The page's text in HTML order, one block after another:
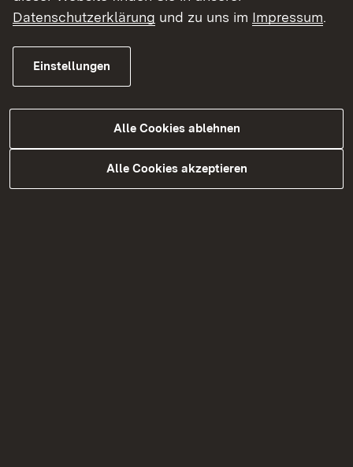
B 27 Fahrbahndeckenerneuerung
Straßen
Datenschutzerklärung und zu uns im Impressum.
Einstellungen
Alle Cookies ablehnen
Alle Cookies akzeptieren